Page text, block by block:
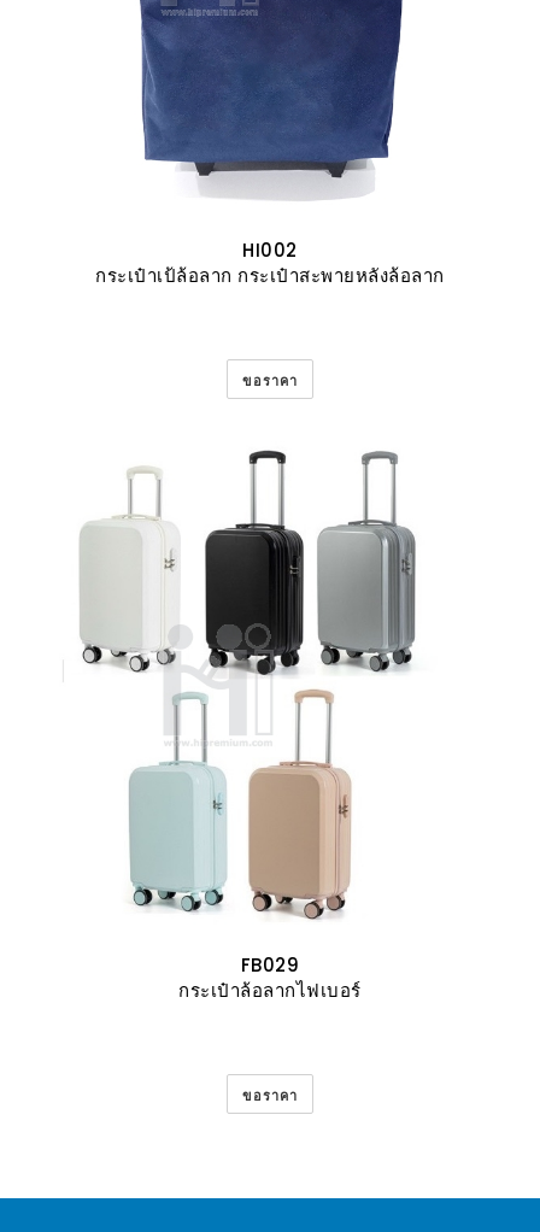
HI002
กระเป๋าเป้ล้อลาก กระเป๋าสะพายหลังล้อลาก
ขอราคา
FB029
กระเป๋าล้อลากไฟเบอร์
ขอราคา